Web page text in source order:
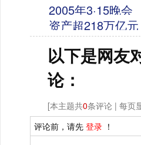
2005年3·15晚会
资产超218万亿
以下是网友
论：
[本主题共0条评论 | 每页
评论前，请先 登录 ！